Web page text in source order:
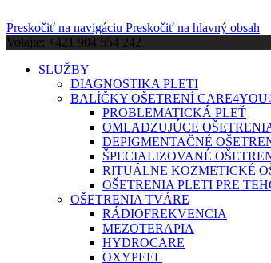
Preskočiť na navigáciu Preskočiť na hlavný obsah
Volajte: +421 904 554 242
SLUŽBY
DIAGNOSTIKA PLETI
BALÍČKY OŠETRENÍ
PROBLEMATICKÁ PLEŤ
OMLADZUJÚCE
DEPIGMENTAČNÉ
ŠPECIALIZOVANÉ
RITUÁLNE KOZMETICKÉ
OŠETRENIA PLETI PRE
OŠETRENIA TVÁRE
RÁDIOFREKVENCIA
MEZOTERAPIA
HYDROCARE
OXYPEEL